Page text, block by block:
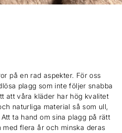
på en rad aspekter. För oss
plagg som inte följer snabba
att våra kläder har hög kvalitet
naturliga material så som ull,
ta hand om sina plagg på rätt
flera år och minska deras